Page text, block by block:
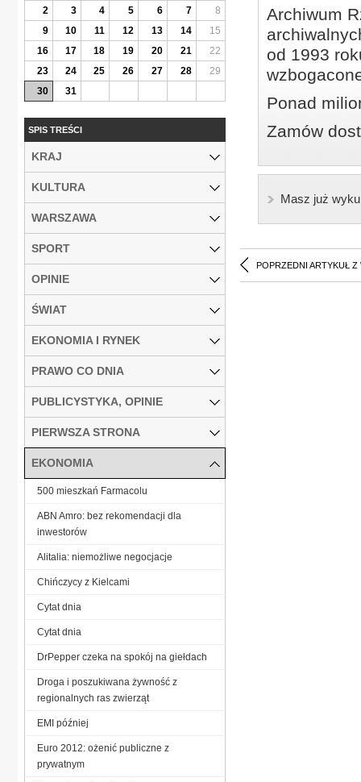
Archiwum
od 1993
Ponad
Zamów
Masz już
POPRZEDNI ARTYKUŁ Z
2
3 4 5 6 7
8
9
10 11 12 13 14
15
16
17 18 19 20 21
22
23
24 25 26 27 28
29
30
31
SPIS TREŚCI
KRAJ
KULTURA
WARSZAWA
SPORT
OPINIE
ŚWIAT
EKONOMIA I RYNEK
PRAWO CO DNIA
PUBLICYSTYKA, OPINIE
PIERWSZA STRONA
EKONOMIA
500 mieszkań Farmacolu
ABN Amro: bez rekomendacji dla
inwestorów
Alitalia: niemożliwe negocjacje
Chińczycy z Kielcami
Cytat dnia
Cytat dnia
DrPepper czeka na spokój na giełdach
Droga i poszukiwana żywność z
regionalnych ras zwierząt
EMI później
Euro 2012: ożenić publiczne z
prywatnym